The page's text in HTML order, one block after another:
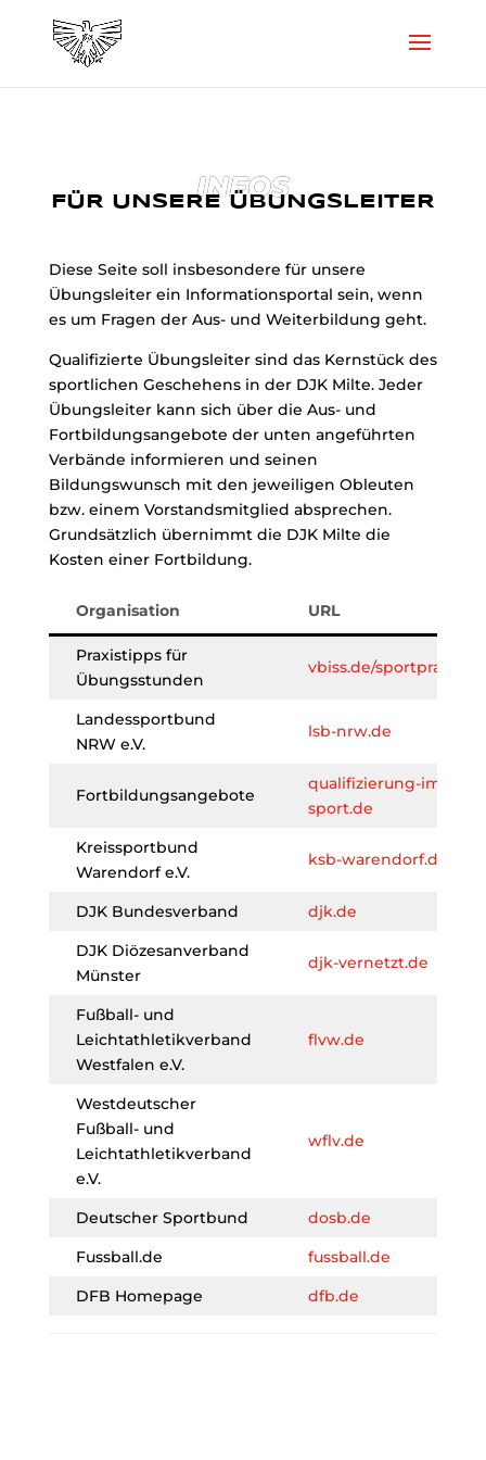
INFOS
FÜR UNSERE ÜBUNGSLEITER
Diese Seite soll insbesondere für unsere
Übungsleiter ein Informationsportal sein, wenn
es um Fragen der Aus- und Weiterbildung geht.
Qualifizierte Übungsleiter sind das Kernstück des
sportlichen Geschehens in der DJK Milte. Jeder
Übungsleiter kann sich über die Aus- und
Fortbildungsangebote der unten angeführten
Verbände informieren und seinen
Bildungswunsch mit den jeweiligen Obleuten
bzw. einem Vorstandsmitglied absprechen.
Grundsätzlich übernimmt die DJK Milte die
Kosten einer Fortbildung.
Organisation URL
Praxistipps für
Übungsstunden
vbiss.de/sportpraxis
Landessportbund
NRW e.V.
lsb-nrw.de
Fortbildungsangebote
qualifizierung-im-
sport.de
Kreissportbund
Warendorf e.V.
ksb-warendorf.de
DJK Bundesverband
djk.de
DJK Diözesanverband
Münster
djk-vernetzt.de
Fußball- und
Leichtathletikverband
Westfalen e.V.
flvw.de
Westdeutscher
Fußball- und
Leichtathletikverband
e.V.
wflv.de
Deutscher Sportbund
dosb.de
Fussball.de
fussball.de
DFB Homepage
dfb.de